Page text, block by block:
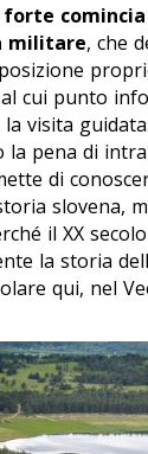
militare, che
cui punto
visita
la pena di
di
slovena,
il XX
la storia
qui, nel